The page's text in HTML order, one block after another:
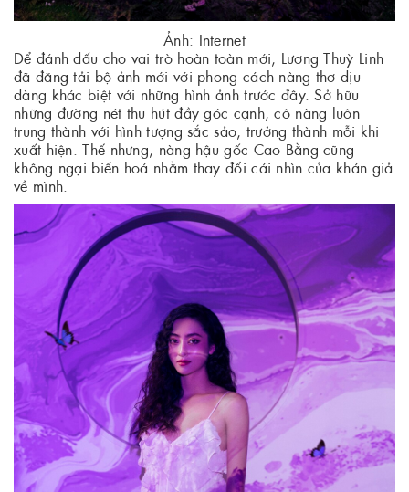
Ảnh: Internet
Để đánh dấu cho vai trò hoàn toàn mới, Lương Thuỳ Linh
đã đăng tải bộ ảnh mới với phong cách nàng thơ dịu
dàng khác biệt với những hình ảnh trước đây. Sở hữu
những đường nét thu hút đầy góc cạnh, cô nàng luôn
trung thành với hình tượng sắc sảo, trưởng thành mỗi khi
xuất hiện. Thế nhưng, nàng hậu gốc Cao Bằng cũng
không ngại biến hoá nhằm thay đổi cái nhìn của khán giả
về mình.